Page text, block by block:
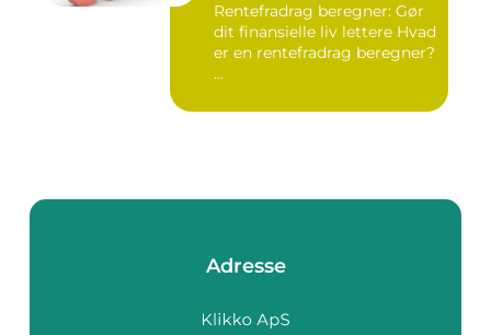
Rentefradrag beregner: Gør
dit finansielle liv lettere Hvad
er en rentefradrag beregner?
...
Adresse